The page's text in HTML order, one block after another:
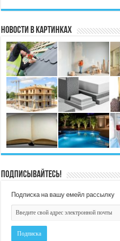
Новости в картинках
Подписывайтесь!
Подписка на вашу емейл рассылку